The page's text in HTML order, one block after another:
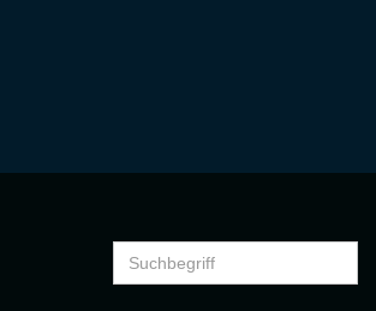
Search
for: